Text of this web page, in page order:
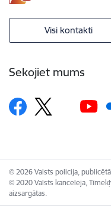
Visi kontakti
Sekojiet mums
© 2026 Valsts policija,
© 2020 Valsts kanceleja,
aizsargātas.